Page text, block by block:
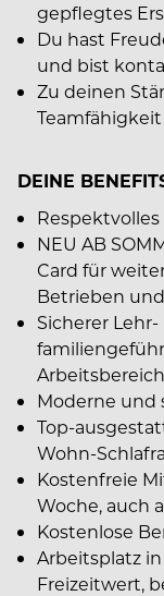
gepflegtes
Du hast
und bist
Zu deinen
DEINE
NEU AB
Card für
Betrieben
Sicherer
Moderne und
Top-
Wohn-
Kostenfreie
Woche, auch
Kostenlose
Arbeitsplatz
Freizeitwert,